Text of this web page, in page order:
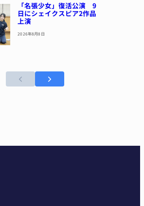
「名張少女」復活公演 9
日にシェイクスピア2作品
上演
2026年8月8日